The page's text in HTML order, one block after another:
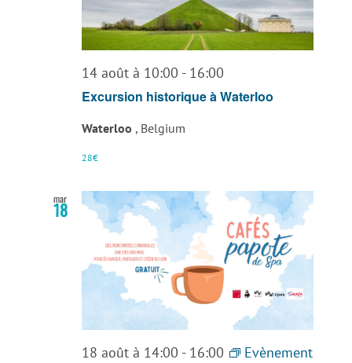
14 août à 10:00 - 16:00
Excursion historique à Waterloo
Waterloo , Belgium
28€
mar
18
18 août à 14:00 - 16:00
Evènement